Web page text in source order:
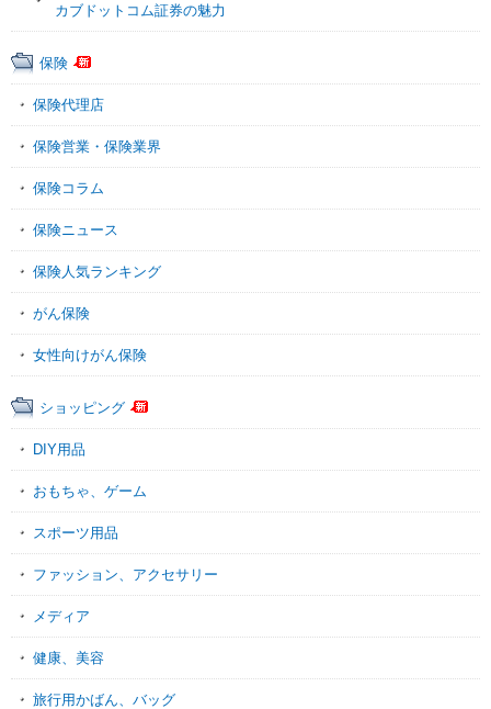
カブドットコム証券の魅力
保険
保険代理店
保険営業・保険業界
保険コラム
保険ニュース
保険人気ランキング
がん保険
女性向けがん保険
ショッピング
DIY用品
おもちゃ、ゲーム
スポーツ用品
ファッション、アクセサリー
メディア
健康、美容
旅行用かばん、バッグ